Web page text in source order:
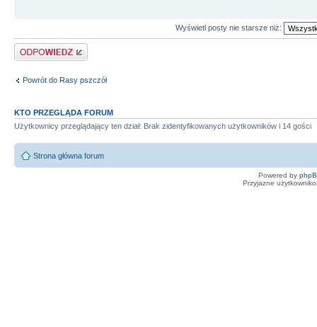
Wyświetl posty nie starsze niż:
Odpowiedz
Powrót do Rasy pszczół
KTO PRZEGLĄDA FORUM
Użytkownicy przeglądający ten dział: Brak zidentyfikowanych użytkowników i 14 gości
Strona główna forum
Powered by
Przyjazne